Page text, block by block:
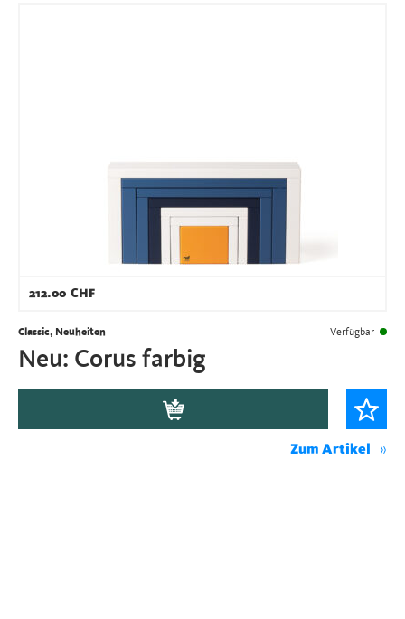
212.00 CHF
Classic, Neuheiten Verfügbar
Neu: Corus farbig
Zum Artikel